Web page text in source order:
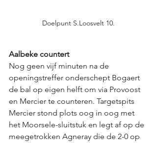
Doelpunt S.Loosvelt 10.
Aalbeke countert
Nog geen vijf minuten na de
openingstreffer onderschept Bogaert
de bal op eigen helft om via Provoost
en Mercier te counteren. Targetspits
Mercier stond plots oog in oog met
het Moorsele-sluitstuk en legt af op de
meegetrokken Agneray die de 2-0 op